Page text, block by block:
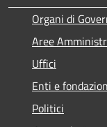
Organi di
Aree
Uffici
Enti e
Politici